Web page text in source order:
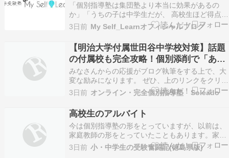
「個別指導塾は集団塾より本当に効果があるの
か」「うちの子は中学生だが、 高校生ほど得点力
を求められていないので個別指導は必要ないので
はないか」など、 学年によって個別指導塾が向い
ているかどうかの判断は変わります。 結論から言
うと、個別指導塾は、苦手科目の差が大きい、自
分のペース…
3日前 My Self_Learnオフィシャルブログ
【明治大学付属世田谷中学校対策】話題
の付属校も完全攻略！個別添削で「あと
一歩」の得点力を伸ばす
みなさんからの応援がブログ執筆をする上で、大
変な励みになります。 ぜひ、上のリンクをクリッ
クをお願いします。 こんにちは！オンライン・完
全個別指導塾 Soleado（ソレアド）です。 前日の
ブログでは【特別編】として早稲田佐賀中学校の
対策をさらに深く掘り下げてご紹介しましたが、
…
3日前 オンライン・完全個別指導塾 Soleado
高校生のアルバイト
今は個別指導塾の形をとっていますが、以前は、
家庭教師の形をとっていたこともあります。家庭
教師を依頼してくださるご家庭は、本当に様々
で、中には、もうこの子は、塾なんかではどうに
3日前 小・中学生の受験奮闘記(徳島県版)